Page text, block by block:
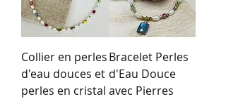
Collier en perles
d'eau douces et
perles en cristal
Bracelet Perles
d'Eau Douce
avec Pierres